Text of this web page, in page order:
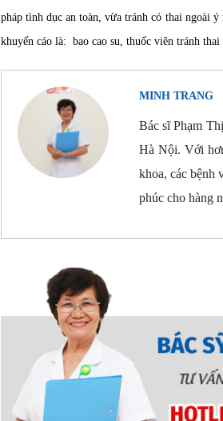
pháp tình dục an toàn, vừa tránh có thai ngoài
khuyến cáo là: bao cao su, thuốc viên tránh thai
MINH TRANG
Bác sĩ Phạm
Hà Nội. Với
khoa, các bệnh
phúc cho hàng